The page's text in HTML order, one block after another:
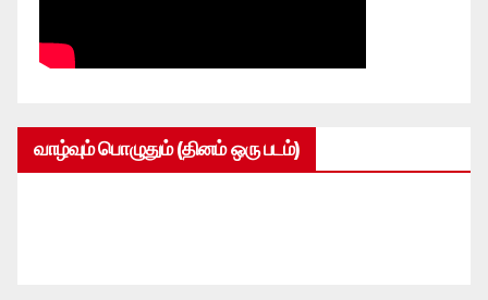
வாழ்வும் பொழுதும் (தினம் ஒரு படம்)